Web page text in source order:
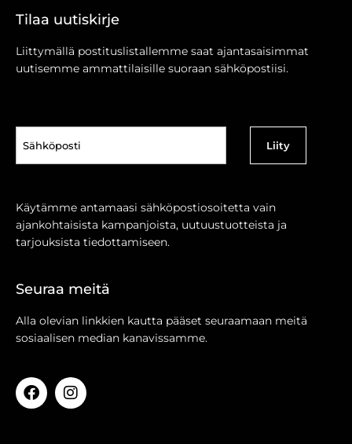
Tilaa uutiskirje
Liittymällä postituslistallemme saat ajantasaisimmat
uutisemme ammattilaisille suoraan sähköpostiisi.
(Pakollinen)
Käytämme antamaasi sähköpostiosoitetta vain
ajankohtaisista kampanjoista, uutuustuotteista ja
tarjouksista tiedottamiseen.
Seuraa meitä
Alla olevian linkkien kautta pääset seuraamaan meitä
sosiaalisen median kanavissamme.